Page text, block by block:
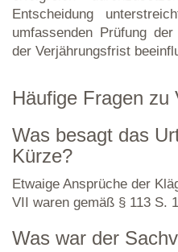
Entscheidung
umfassenden Prüfung
der Verjährungsfrist
Häufige Fragen zu
Was besagt das
Kürze?
Etwaige Ansprüche der
VII waren gemäß § 113 S.
Was war der